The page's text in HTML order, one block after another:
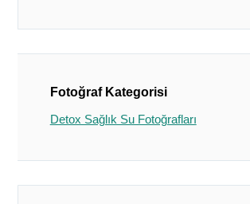
Fotoğraf Kategorisi
Detox Sağlık Su Fotoğrafları